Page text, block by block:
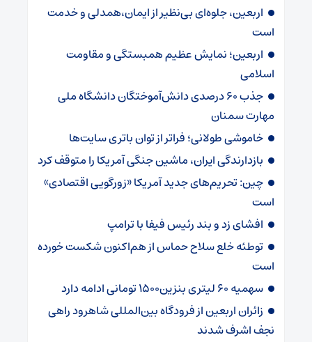
اربعین، جلوه‌ای بی‌نظیر از ایمان،همدلی و خدمت
است
اربعین؛ نمایش عظیم همبستگی و مقاومت
اسلامی
جذب ۶۰ درصدی دانش‌آموختگان دانشگاه ملی
مهارت سمنان
خاموشی طولانی؛ فراتر از توان باتری سایت‌ها
بازدارندگی ایران، ماشین جنگی آمریکا را متوقف کرد
چین: تحریم‌های جدید آمریکا «زورگویی اقتصادی»
است
افشای زد و بند رئیس فیفا با ترامپ
توطئه خلع سلاح حماس از هم‌اکنون شکست خورده
است
سهمیه ۶۰ لیتری بنزین۱۵۰۰ تومانی ادامه دارد
زائران اربعین از فرودگاه بین‌المللی شاهرود راهی
نجف اشرف شدند